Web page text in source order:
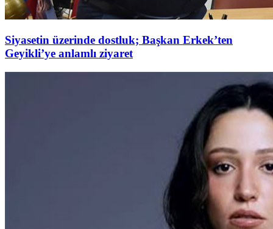
Siyasetin üzerinde dostluk; Başkan Erkek’ten
Geyikli’ye anlamlı ziyaret